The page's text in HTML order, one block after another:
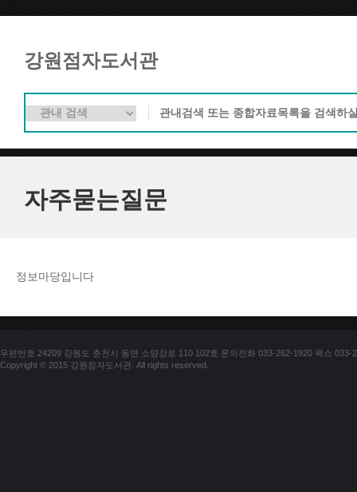
강원점자도서관
자주묻는질문
정보마당입니다
우편번호 24209 강원도 춘천시 동면 소양강로 110 102호 문의전화 033-262-1920 팩스 033-
Copyright © 2015 강원점자도서관. All rights reserved.